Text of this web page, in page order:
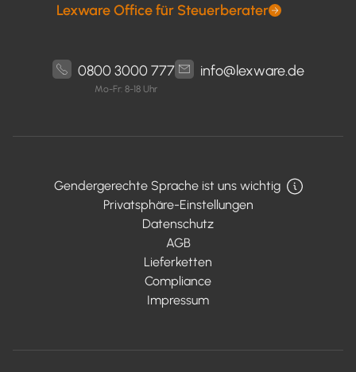
Lexware Office für Steuerberater
0800 3000 777
Mo-Fr: 8-18 Uhr
info@lexware.de
Privatsphäre-Einstellungen
Datenschutz
AGB
Lieferketten
Compliance
Impressum
Gendergerechte Sprache ist uns wichtig